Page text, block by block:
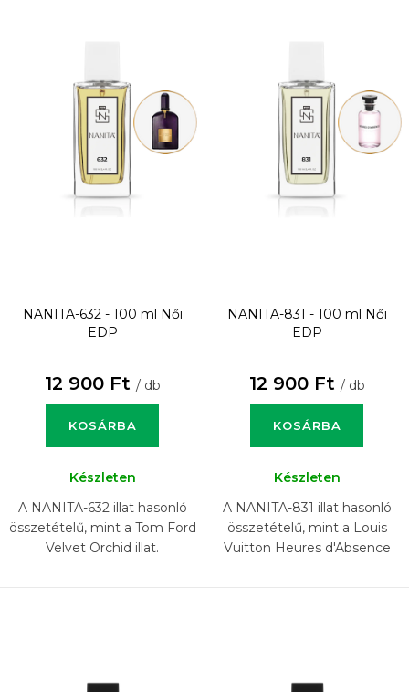
NANITA-632 - 100 ml Női
EDP
12 900 Ft / db
KOSÁRBA
Készleten
A NANITA-632 illat hasonló
összetételű, mint a Tom Ford
Velvet Orchid illat.
NANITA-831 - 100 ml Női
EDP
12 900 Ft / db
KOSÁRBA
Készleten
A NANITA-831 illat hasonló
összetételű, mint a Louis
Vuitton Heures d'Absence